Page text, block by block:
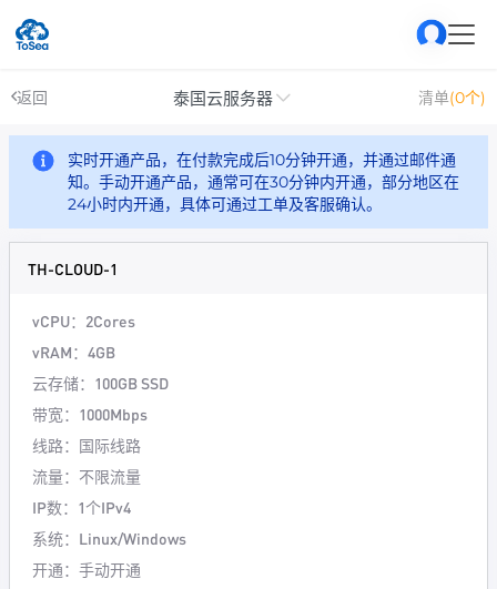
返回 泰国云服务器 清单(0个)
实时开通产品，在付款完成后10分钟开通，并通过邮件通
知。手动开通产品，通常可在30分钟内开通，部分地区在
24小时内开通，具体可通过工单及客服确认。
TH-CLOUD-1
vCPU：2Cores
vRAM：4GB
云存储：100GB SSD
带宽：1000Mbps
线路：国际线路
流量：不限流量
IP数：1个IPv4
系统：Linux/Windows
开通：手动开通